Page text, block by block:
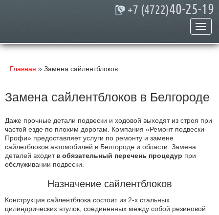
+7 (4722)40-25-19
Главная » Замена сайлентблоков
Замена сайлентблоков в Белгороде
Даже прочные детали подвески и ходовой выходят из строя при
частой езде по плохим дорогам. Компания «Ремонт подвески-
Профи» предоставляет услуги по ремонту и замене
сайлетблоков автомобилей в Белгороде и области. Замена
деталей входит в обязательный перечень процедур при
обслуживании подвески.
Назначение сайлентблоков
Конструкция сайлентблока состоит из 2-х стальных
цилиндрических втулок, соединенных между собой резиновой